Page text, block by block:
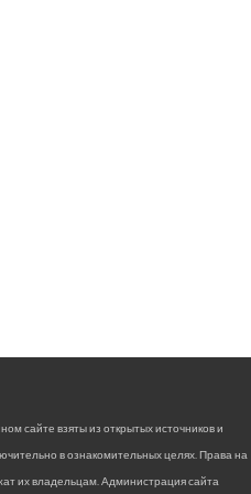
сайте взяты из открытых источников и
в ознакомительных целях. Права на
их владельцам. Администрация сайта